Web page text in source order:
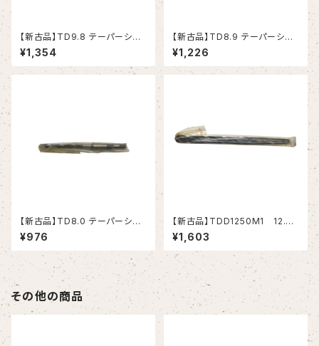
【新古品】TD9.8 テーパーシャ
¥1,354
【新古品】TD8.9 テーパーシャ
¥1,226
【新古品】TD8.0 テーパーシャ
¥976
【新古品】TDD1250M1 12.5
テーパーシャンクドリル 12.5xM
T1 (MITSUBISHI）
¥1,603
その他の商品